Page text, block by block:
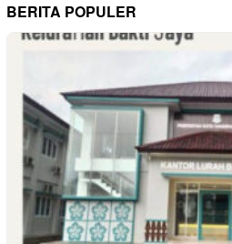
BERITA POPULER